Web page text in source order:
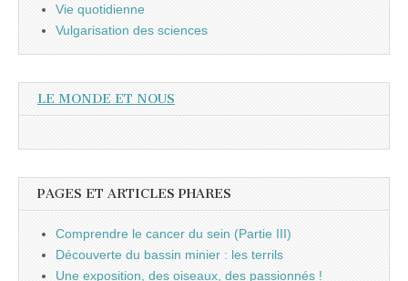
Vie quotidienne
Vulgarisation des sciences
LE MONDE ET NOUS
PAGES ET ARTICLES PHARES
Comprendre le cancer du sein (Partie III)
Découverte du bassin minier : les terrils
Une exposition, des oiseaux, des passionnés !